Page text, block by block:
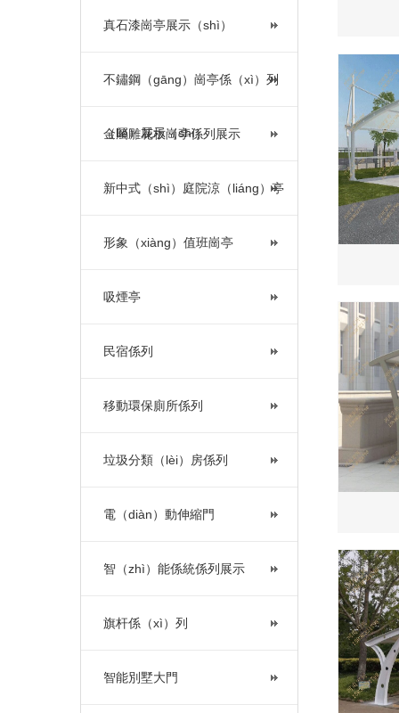
真石漆崗亭展示（shì）
不鏽鋼（gāng）崗亭係（xì）列
（liè）展示（shì）
金屬雕花板崗亭係列展示
新中式（shì）庭院涼（liáng）亭
形象（xiàng）值班崗亭
吸煙亭
民宿係列
移動環保廁所係列
垃圾分類（lèi）房係列
電（diàn）動伸縮門
智（zhì）能係統係列展示
旗杆係（xì）列
智能別墅大門